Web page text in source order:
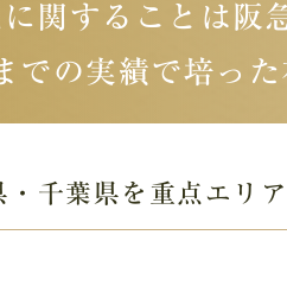
関することは阪
での実績で培った
千葉県を 重点エリ